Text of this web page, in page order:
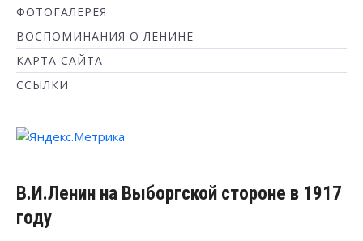
ФОТОГАЛЕРЕЯ
ВОСПОМИНАНИЯ О ЛЕНИНЕ
КАРТА САЙТА
ССЫЛКИ
В.И.Ленин на Выборгской стороне в 1917
году